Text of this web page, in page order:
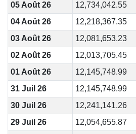
05 Août 26
12,734,042.55
04 Août 26
12,218,367.35
03 Août 26
12,081,653.23
02 Août 26
12,013,705.45
01 Août 26
12,145,748.99
31 Juil 26
12,145,748.99
30 Juil 26
12,241,141.26
29 Juil 26
12,054,655.87